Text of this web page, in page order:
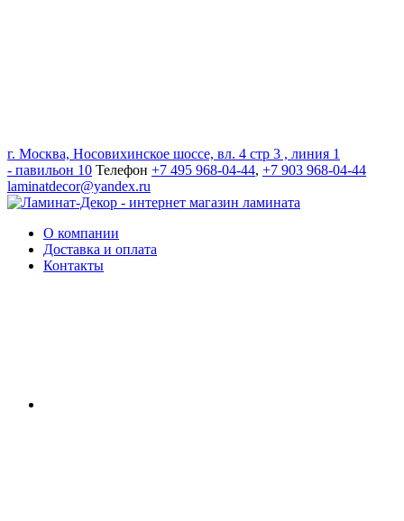
г. Москва, Носовихинское шоссе, вл. 4 стр 3 , линия 1
- павильон 10 Телефон +7 495 968-04-44, +7 903 968-04-44
laminatdecor@yandex.ru
О компании
Доставка и оплата
Контакты